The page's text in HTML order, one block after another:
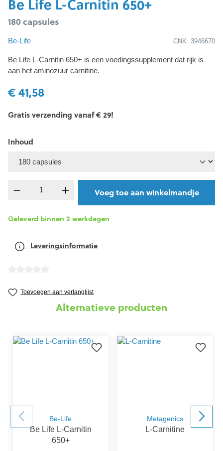
Be Life L-Carnitin 650+
180 capsules
Be-Life CNK: 3946670
Be Life L-Carnitin 650+ is een voedingssupplement dat rijk is
aan het aminozuur carnitine.
€ 41,58
Gratis verzending vanaf € 29!
Inhoud
Producthoeveelheid: Voer de gewenste
Voeg toe aan winkelmandje
Geleverd binnen 2 werkdagen
Leveringsinformatie
Toevoegen aan verlanglijst
Alternatieve producten
Be-Life
Be Life L-Carnitin
650+
Metagenics
L-Carnitine